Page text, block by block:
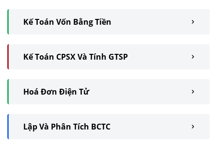
Kế Toán Vốn Bằng Tiền
Kế Toán CPSX Và Tính GTSP
Hoá Đơn Điện Tử
Lập Và Phân Tích BCTC